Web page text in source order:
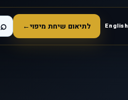
English לתיאום שיחת מיפוי←
⌕